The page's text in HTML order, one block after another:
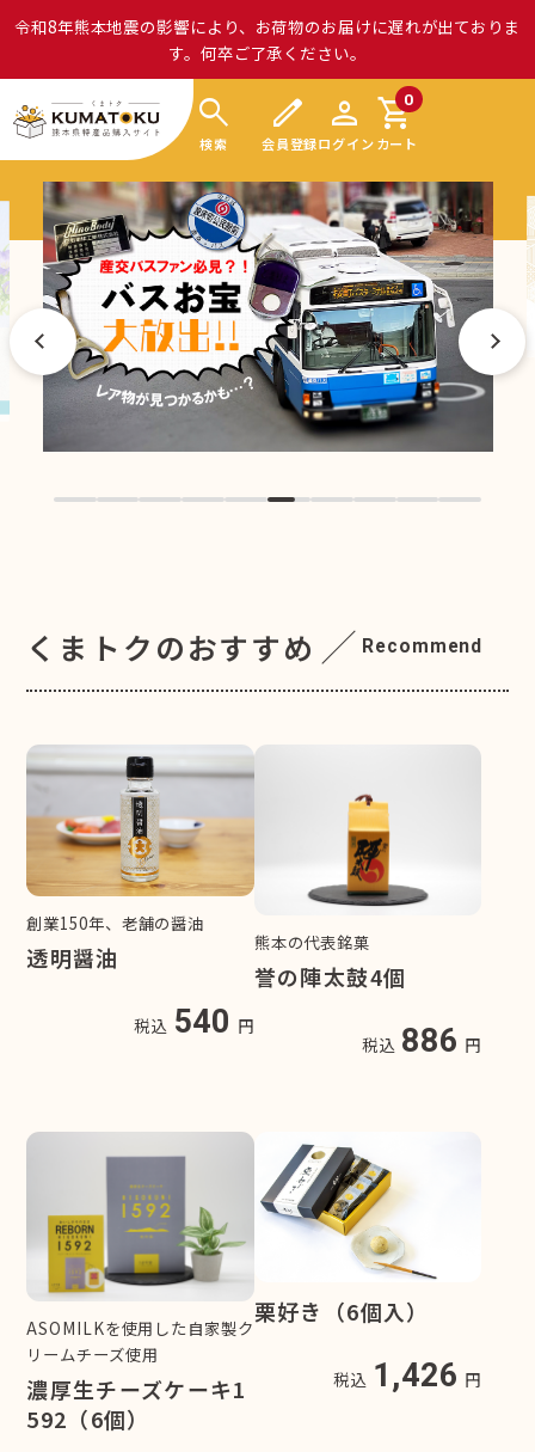
令和8年熊本地震の影響により、お荷物のお届けに遅れが出ておりま
す。何卒ご了承ください。
search
検索
edit
会員登録
person
ログイン
0
shopping_cart
カート
くまトクのおすすめ Recommend
創業150年、老舗の醤油
透明醤油
税込 540 円
熊本の代表銘菓
誉の陣太鼓4個
税込 886 円
ASOMILKを使用した自家製ク
リームチーズ使用
濃厚生チーズケーキ1
592（6個）
栗好き（6個入）
税込 1,426 円